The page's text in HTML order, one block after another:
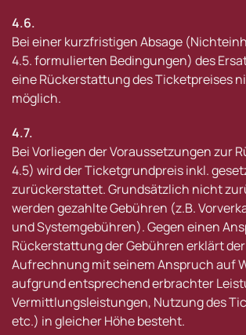
4.6.
Bei einer kurzfristigen Absage
4.5. formulierten Bedingungen) des
eine Rückerstattung des Ticketpreises
möglich.
4.7.
Bei Vorliegen der Voraussetzungen zur
4.5) wird der Ticketgrundpreis inkl.
zurückerstattet. Grundsätzlich nicht
werden gezahlte Gebühren (z.B.
und Systemgebühren). Gegen einen
Rückerstattung der Gebühren erklärt
Aufrechnung mit seinem Anspruch auf
aufgrund entsprechend erbrachter
Vermittlungsleistungen, Nutzung des
etc.) in gleicher Höhe besteht.